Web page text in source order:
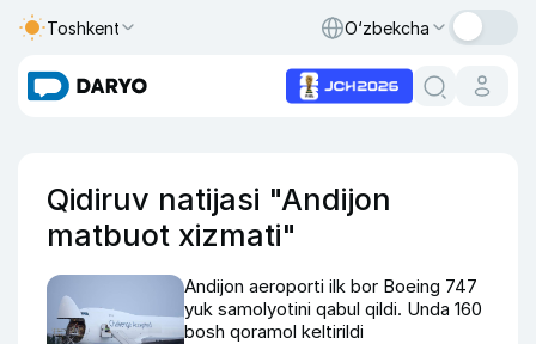
Toshkent O‘zbekcha
Qidiruv natijasi "Andijon
matbuot xizmati"
Andijon aeroporti ilk bor Boeing 747
yuk samolyotini qabul qildi. Unda 160
bosh qoramol keltirildi